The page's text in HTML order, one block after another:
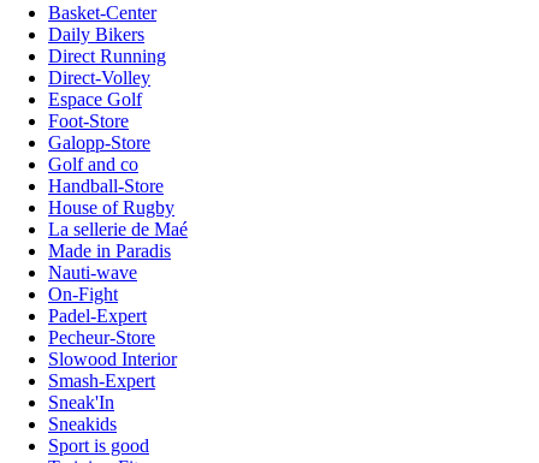
Basket-Center
Daily Bikers
Direct Running
Direct-Volley
Espace Golf
Foot-Store
Galopp-Store
Golf and co
Handball-Store
House of Rugby
La sellerie de Maé
Made in Paradis
Nauti-wave
On-Fight
Padel-Expert
Pecheur-Store
Slowood Interior
Smash-Expert
Sneak'In
Sneakids
Sport is good